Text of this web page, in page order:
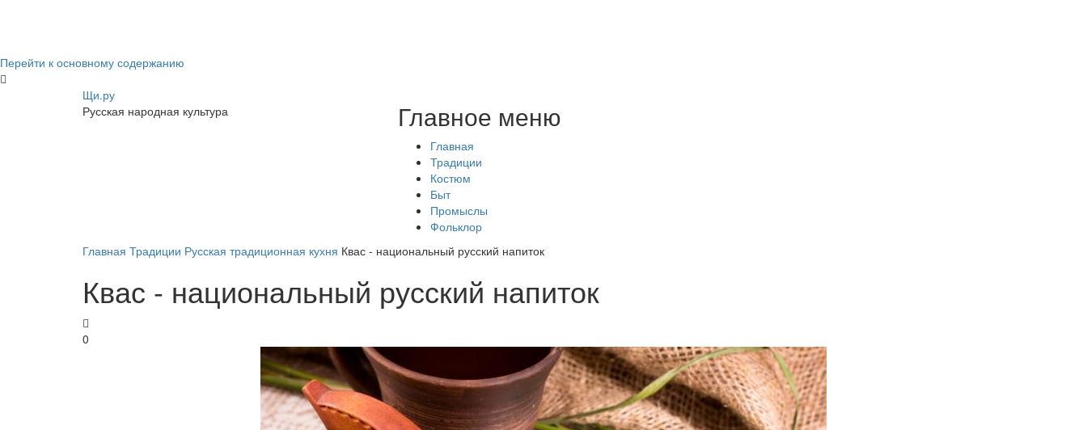
Перейти к основному содержанию
Щи.ру
Русская народная культура
Главное меню
Главная
Традиции
Костюм
Быт
Промыслы
Фольклор
Главная Традиции Русская традиционная кухня Квас - национальный русский напиток
Квас - национальный русский напиток
0